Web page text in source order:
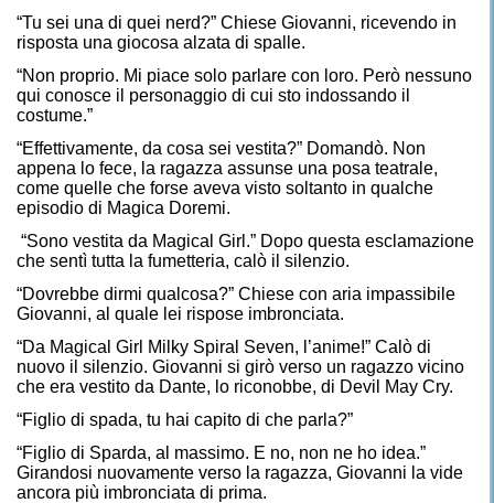
“Tu sei una di quei nerd?” Chiese Giovanni, ricevendo in
risposta una giocosa alzata di spalle.
“Non proprio. Mi piace solo parlare con loro. Però nessuno
qui conosce il personaggio di cui sto indossando il
costume.”
“Effettivamente, da cosa sei vestita?” Domandò. Non
appena lo fece, la ragazza assunse una posa teatrale,
come quelle che forse aveva visto soltanto in qualche
episodio di Magica Doremi.
“Sono vestita da Magical Girl.” Dopo questa esclamazione
che sentì tutta la fumetteria, calò il silenzio.
“Dovrebbe dirmi qualcosa?” Chiese con aria impassibile
Giovanni, al quale lei rispose imbronciata.
“Da Magical Girl Milky Spiral Seven, l’anime!” Calò di
nuovo il silenzio. Giovanni si girò verso un ragazzo vicino
che era vestito da Dante, lo riconobbe, di Devil May Cry.
“Figlio di spada, tu hai capito di che parla?”
“Figlio di Sparda, al massimo. E no, non ne ho idea.”
Girandosi nuovamente verso la ragazza, Giovanni la vide
ancora più imbronciata di prima.